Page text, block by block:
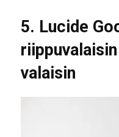
5. Lucide
valaisin